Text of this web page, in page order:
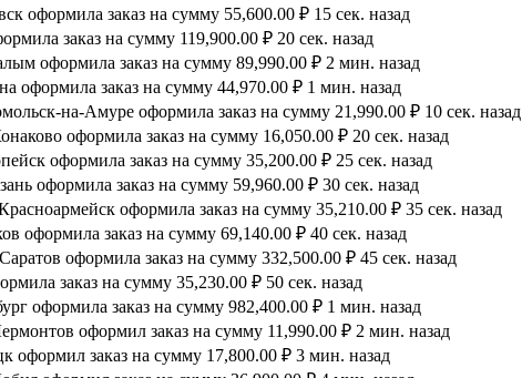
оформила заказ на сумму 55,600.00 ₽ 15 сек. назад
заказ на сумму 119,900.00 ₽ 20 сек. назад
оформила заказ на сумму 89,990.00 ₽ 2 мин. назад
оформила заказ на сумму 44,970.00 ₽ 1 мин. назад
на-Амуре оформила заказ на сумму 21,990.00 ₽ 10 сек. назад
оформила заказ на сумму 16,050.00 ₽ 20 сек. назад
оформила заказ на сумму 35,200.00 ₽ 25 сек. назад
оформила заказ на сумму 59,960.00 ₽ 30 сек. назад
оформила заказ на сумму 35,210.00 ₽ 35 сек. назад
оформила заказ на сумму 69,140.00 ₽ 40 сек. назад
оформила заказ на сумму 332,500.00 ₽ 45 сек. назад
заказ на сумму 35,230.00 ₽ 50 сек. назад
оформила заказ на сумму 982,400.00 ₽ 1 мин. назад
оформил заказ на сумму 11,990.00 ₽ 2 мин. назад
заказ на сумму 17,800.00 ₽ 3 мин. назад